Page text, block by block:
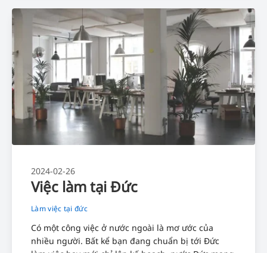
2024-02-26
Việc làm tại Đức
Làm việc tại đức
Có một công việc ở nước ngoài là mơ ước của
nhiều người. Bất kể bạn đang chuẩn bị tới Đức